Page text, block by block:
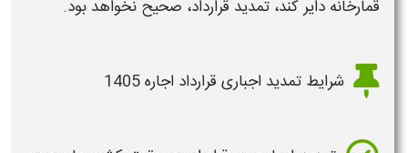
قمارخانه دایر کند، تمدید قرارداد، صحیح نخواهد بود.
شرایط تمدید اجباری قرارداد اجاره 1405